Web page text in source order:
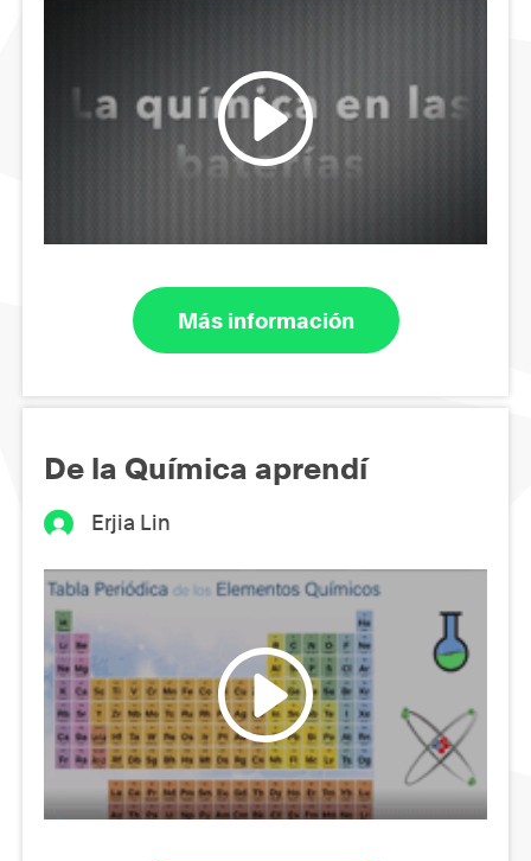
Más información
De la Química aprendí
Erjia Lin